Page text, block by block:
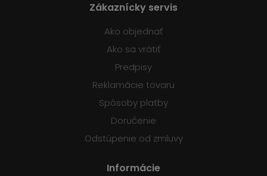
Zákaznícky servis
Ako objednať
Ako sa vrátiť
Predpisy
Reklamácie tovaru
Spôsoby platby
Doručenie
Odstúpenie od zmluvy
Informácie